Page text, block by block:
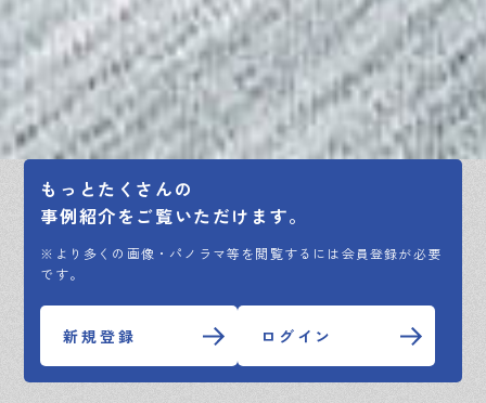
もっとたくさんの
事例紹介をご覧いただけます。
※より多くの画像・パノラマ等を閲覧するには会員登録が必要
です。
新規登録 ログイン